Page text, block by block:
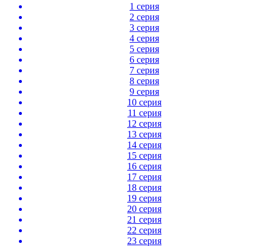
1 серия
2 серия
3 серия
4 серия
5 серия
6 серия
7 серия
8 серия
9 серия
10 серия
11 серия
12 серия
13 серия
14 серия
15 серия
16 серия
17 серия
18 серия
19 серия
20 серия
21 серия
22 серия
23 серия